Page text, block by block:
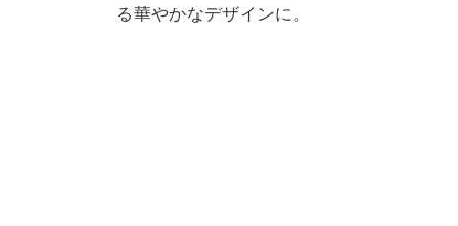
る華やかなデザインに。